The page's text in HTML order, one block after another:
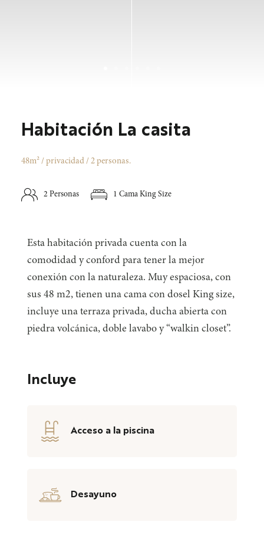
Habitación La casita
48m² / privacidad / 2 personas.
2 Personas 1 Cama King Size
Esta habitación privada cuenta con la
comodidad y conford para tener la mejor
conexión con la naturaleza. Muy espaciosa, con
sus 48 m2, tienen una cama con dosel King size,
incluye una terraza privada, ducha abierta con
piedra volcánica, doble lavabo y “walkin closet”.
Incluye
Acceso a la piscina
Desayuno